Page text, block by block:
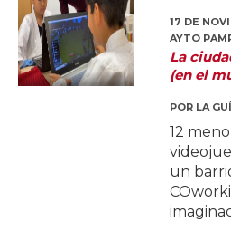
17 DE
AYTO
La
(en el
POR LA
12
un